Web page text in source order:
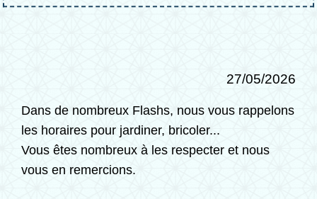
27/05/2026
Dans de nombreux Flashs, nous vous rappelons
les horaires pour jardiner, bricoler...
Vous êtes nombreux à les respecter et nous
vous en remercions.